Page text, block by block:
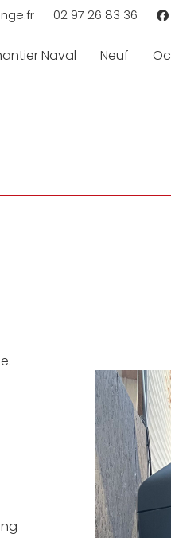
02 97 26 83 36
Naval Neuf